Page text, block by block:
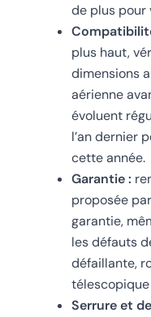
de plus pour
plus haut,
dimensions
aérienne
évoluent
l’an dernier
cette année.
Garantie :
proposée
garantie,
les défauts
défaillante,
Serrure et